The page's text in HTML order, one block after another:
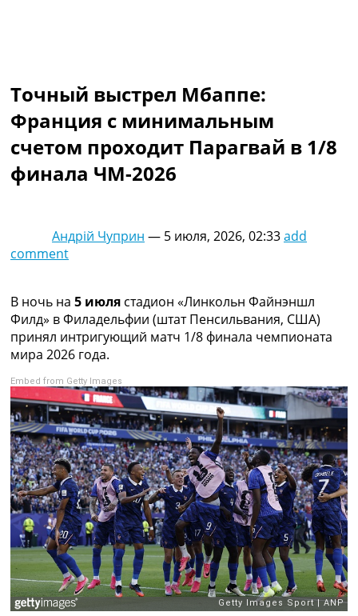
Украина. Первая Лига
Лига Чемпионов
Англия. Премьер Лига
Другие Турниры >>>
Таблицы
Лига Чемпионов. Таблицы групп
Все таблицы >>>
Рейтинги
Рейтинг стран УЕФА
Рейтинг клубов УЕФА
Рейтинг ФИФА
ТВ программа
RU
UA
Categories
Главная
Новости футбола
Видео
Трансферы
Новости футбола Украины
Последние комментарии
Конкурс прогнозов
Точный выстрел Мбаппе:
Франция с минимальным
счетом проходит Парагвай в 1/8
финала ЧМ-2026
Андрій Чуприн — 5 июля, 2026, 02:33add
comment
В ночь на 5 июля стадион «Линкольн Файнэншл
Филд» в Филадельфии (штат Пенсильвания, США)
принял интригующий матч 1/8 финала чемпионата
мира 2026 года.
Embed from Getty Images